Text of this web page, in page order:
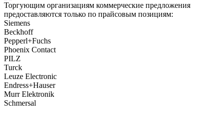
Торгующим организациям коммерческие предложения
предоставляются только по прайсовым позициям:
Siemens
Beckhoff
Pepperl+Fuchs
Phoenix Contact
PILZ
Turck
Leuze Electronic
Endress+Hauser
Murr Elektronik
Schmersal